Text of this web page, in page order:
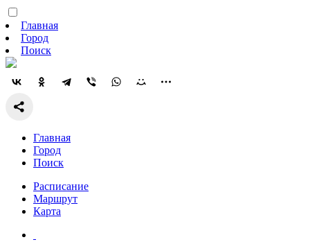
Главная
Город
Поиск
Главная
Город
Поиск
Расписание
Маршрут
Карта